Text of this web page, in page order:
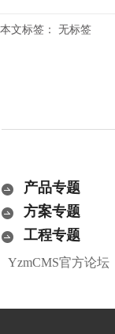
本文标签： 无标签
产品专题
方案专题
工程专题
YzmCMS官方论坛